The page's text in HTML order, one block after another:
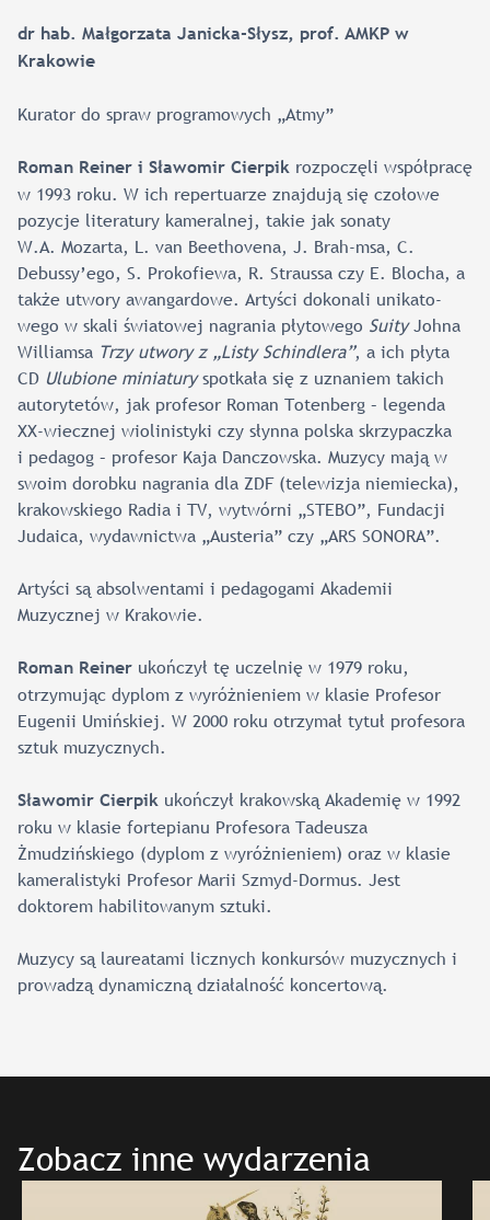
dr hab. Małgorzata Janicka-Słysz, prof. AMKP w
Krakowie
Kurator do spraw programowych „Atmy”
Roman Reiner i Sławomir Cierpik rozpoczęli współpracę
w 1993 roku. W ich repertuarze znajdują się czołowe
pozycje literatury kameralnej, takie jak sonaty
W.A. Mozarta, L. van Beethovena, J. Brah-msa, C.
Debussy’ego, S. Prokofiewa, R. Straussa czy E. Blocha, a
także utwory awangardowe. Artyści dokonali unikato-
wego w skali światowej nagrania płytowego SuityJohna
Williamsa Trzy utwory z „Listy Schindlera”, a ich płyta
CD Ulubione miniaturyspotkała się z uznaniem takich
autorytetów, jak profesor Roman Totenberg – legenda
XX-wiecznej wiolinistyki czy słynna polska skrzypaczka
i pedagog – profesor Kaja Danczowska. Muzycy mają w
swoim dorobku nagrania dla ZDF (telewizja niemiecka),
krakowskiego Radia i TV, wytwórni „STEBO”, Fundacji
Judaica, wydawnictwa „Austeria” czy „ARS SONORA”.
Artyści są absolwentami i pedagogami Akademii
Muzycznej w Krakowie.
Roman Reiner ukończył tę uczelnię w 1979 roku,
otrzymując dyplom z wyróżnieniem w klasie Profesor
Eugenii Umińskiej. W 2000 roku otrzymał tytuł profesora
sztuk muzycznych.
Sławomir Cierpik ukończył krakowską Akademię w 1992
roku w klasie fortepianu Profesora Tadeusza
Żmudzińskiego (dyplom z wyróżnieniem) oraz w klasie
kameralistyki Profesor Marii Szmyd-Dormus. Jest
doktorem habilitowanym sztuki.
Muzycy są laureatami licznych konkursów muzycznych i
prowadzą dynamiczną działalność koncertową.
Zobacz inne wydarzenia